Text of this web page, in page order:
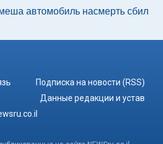
автомобиль насмерть сбил
Подписка на новости (RSS)
Данные редакции и устав